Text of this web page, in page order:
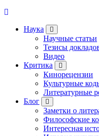
Наука
Научные статьи
Тезисы
Видео
Критика
Кинорецензии
Культурные
Литературные
Блог
Заметки о
Философские
Интересная